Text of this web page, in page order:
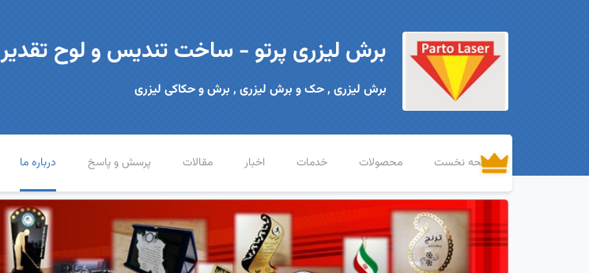
برش لیزری پرتو - ساخت تندیس و لوح تقدیر
برش لیزری , حک و برش لیزری , برش و حکاکی لیزری
صفحه نخست محصولات خدمات اخبار مقالات پرسش و پاسخ درباره ما